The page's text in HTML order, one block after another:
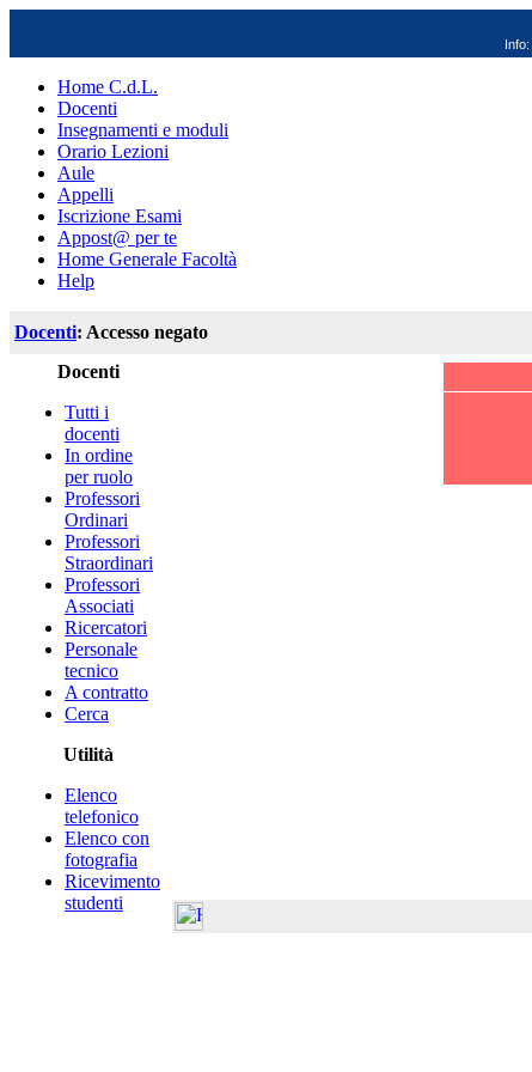
Info:
Home C.d.L.
Docenti
Insegnamenti e moduli
Orario Lezioni
Aule
Appelli
Iscrizione Esami
Appost@ per te
Home Generale Facoltà
Help
Docenti: Accesso negato
Docenti
Tutti i
docenti
In ordine
per ruolo
Professori
Ordinari
Professori
Straordinari
Professori
Associati
Ricercatori
Personale
tecnico
A contratto
Cerca
Utilità
Elenco
telefonico
Elenco con
fotografia
Ricevimento
studenti